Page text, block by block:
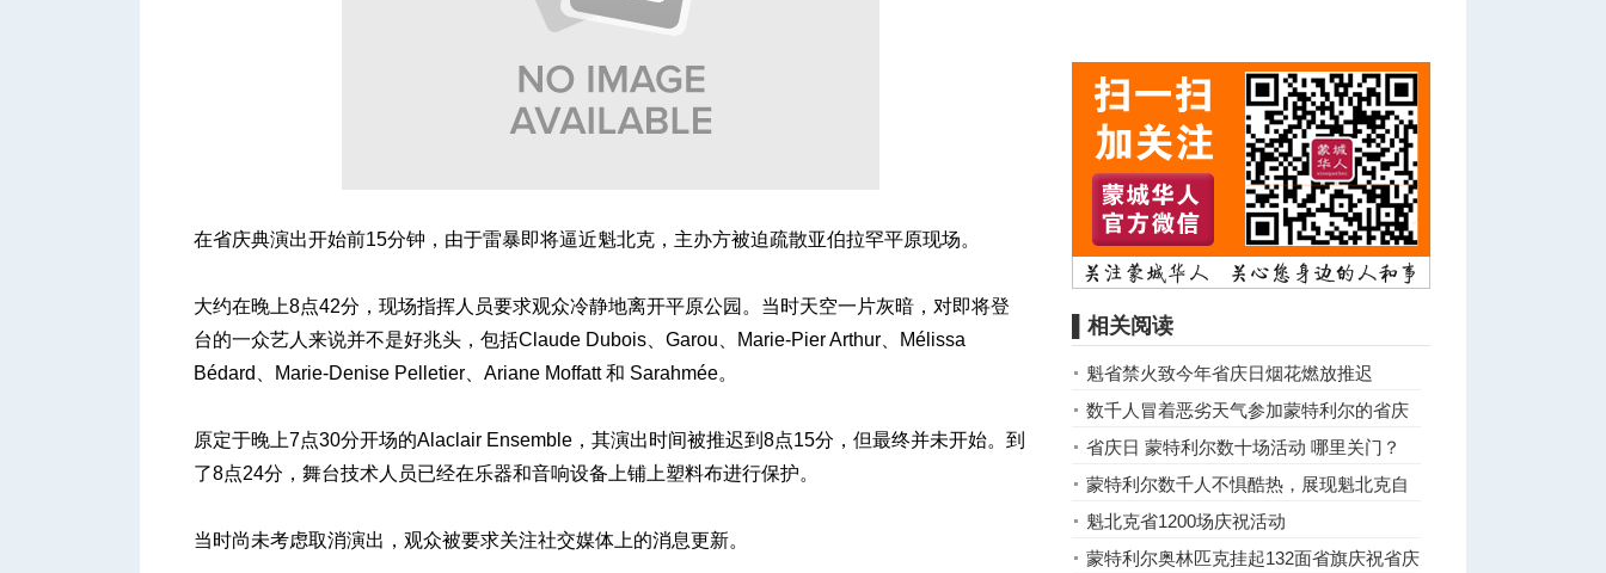
在省庆典演出开始前15分钟，由于雷暴即将逼近魁北克，主办方被迫疏散亚伯拉罕平原现场。
大约在晚上8点42分，现场指挥人员要求观众冷静地离开平原公园。当时天空一片灰暗，对即将登
台的一众艺人来说并不是好兆头，包括Claude Dubois、Garou、Marie-Pier Arthur、Mélissa
Bédard、Marie-Denise Pelletier、Ariane Moffatt 和 Sarahmée。
原定于晚上7点30分开场的Alaclair Ensemble，其演出时间被推迟到8点15分，但最终并未开始。到
了8点24分，舞台技术人员已经在乐器和音响设备上铺上塑料布进行保护。
当时尚未考虑取消演出，观众被要求关注社交媒体上的消息更新。
▌相关阅读
魁省禁火致今年省庆日烟花燃放推迟
数千人冒着恶劣天气参加蒙特利尔的省庆
日游行
省庆日 蒙特利尔数十场活动 哪里关门？
蒙特利尔数千人不惧酷热，展现魁北克自
豪感
魁北克省1200场庆祝活动
蒙特利尔奥林匹克挂起132面省旗庆祝省庆